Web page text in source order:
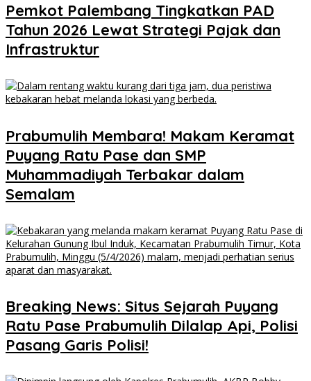
Pemkot Palembang Tingkatkan PAD
Tahun 2026 Lewat Strategi Pajak dan
Infrastruktur
Prabumulih Membara! Makam Keramat
Puyang Ratu Pase dan SMP
Muhammadiyah Terbakar dalam
Semalam
Breaking News: Situs Sejarah Puyang
Ratu Pase Prabumulih Dilalap Api, Polisi
Pasang Garis Polisi!